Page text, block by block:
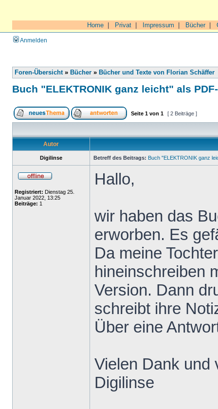
Home Privat Impressum Bücher|
Anmelden
Foren-Übersicht» Bücher » Bücher und Texte von Florian Schäffer
Buch "ELEKTRONIK ganz leicht" als
Seite 1 von 1 [ 2 Beiträge ]
Autor
Digilinse Betreff des Beitrags: Buch "ELEKTRONIK ganz
Registriert: Dienstag 25.
Januar 2022, 13:25
Beiträge: 1
Hallo,
wir haben das
erworben. Es
Da meine
hineinschreiben
Version. Dann
schreibt ihre
Über eine
Vielen Dank und
Digilinse